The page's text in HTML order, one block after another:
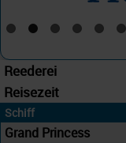
Reederei
Reisezeit
Schiff
Grand Princess